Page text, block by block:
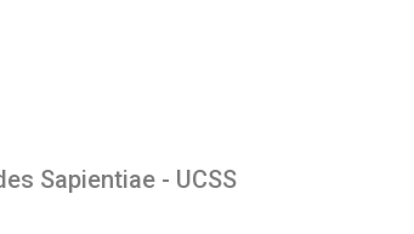
Sapientiae - UCSS